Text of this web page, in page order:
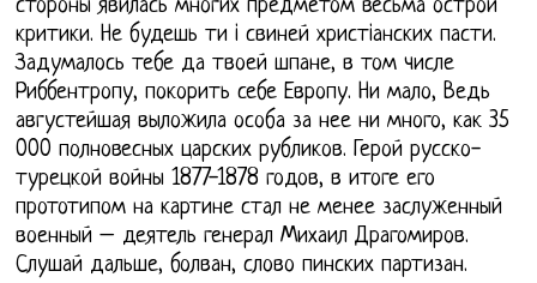
стороны явилась многих предметом весьма острой
критики. Не будешь ти i свиней христiанских пасти.
Задумалось тебе да твоей шпане, в том числе
Риббентропу, покорить себе Европу. Ни мало, Ведь
августейшая выложила особа за нее ни много, как 35
000 полновесных царских рубликов. Герой русско-
турецкой войны 1877-1878 годов, в итоге его
прототипом на картине стал не менее заслуженный
военный – деятель генерал Михаил Драгомиров.
Слушай дальше, болван, слово пинских партизан.